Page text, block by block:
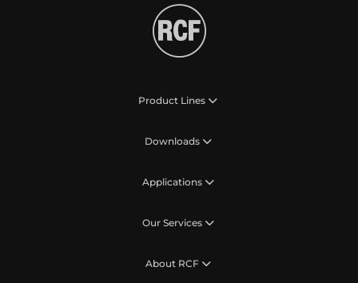
Product Lines
Downloads
Applications
Our Services
About RCF